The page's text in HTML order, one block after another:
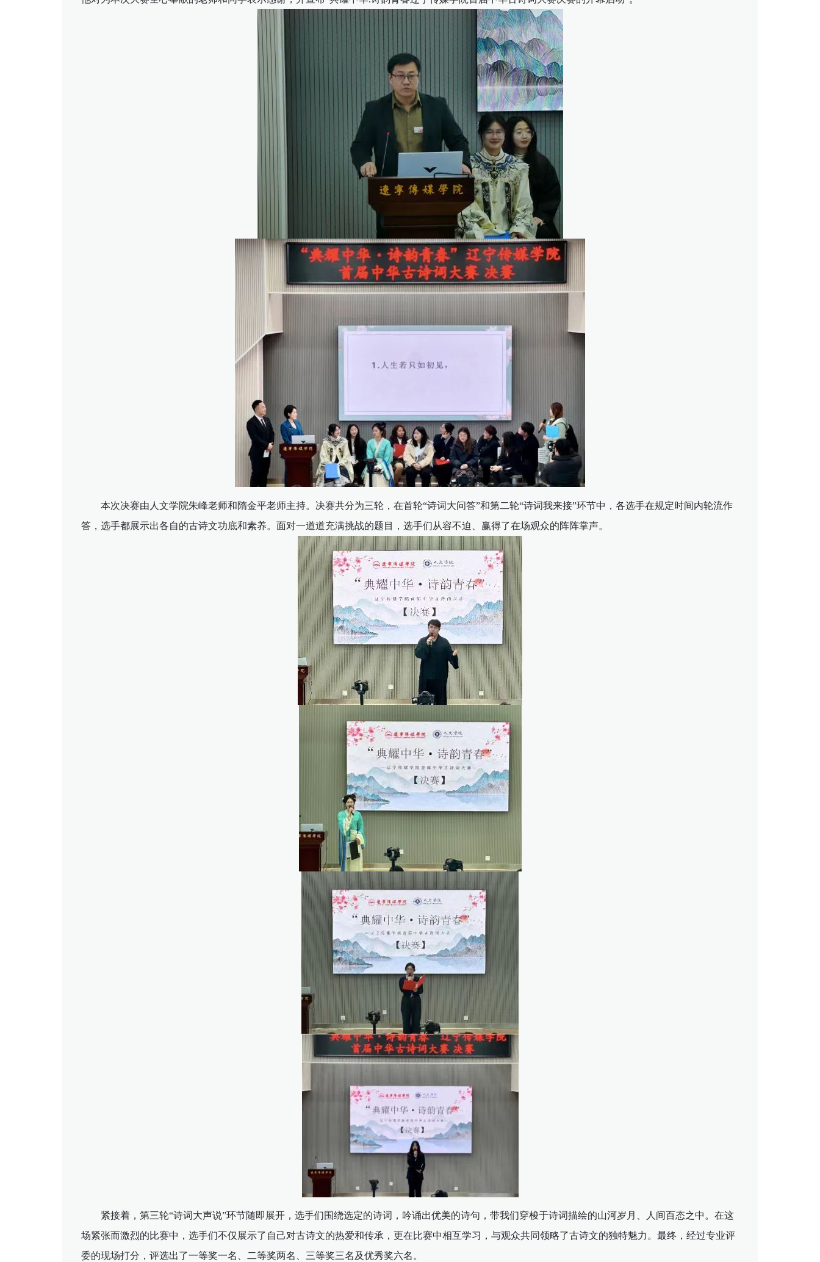
本次决赛由人文学院朱峰老师和隋金平老师主持。决赛共分为三轮，在首轮“诗词大问答”和第二轮“诗词我来接”环节中，各选手在规定时间内轮流作
答，选手都展示出各自的古诗文功底和素养。面对一道道充满挑战的题目，选手们从容不迫、赢得了在场观众的阵阵掌声。
紧接着，第三轮“诗词大声说”环节随即展开，选手们围绕选定的诗词，吟诵出优美的诗句，带我们穿梭于诗词描绘的山河岁月、人间百态之中。在这
场紧张而激烈的比赛中，选手们不仅展示了自己对古诗文的热爱和传承，更在比赛中相互学习，与观众共同领略了古诗文的独特魅力。最终，经过专业评
委的现场打分，评选出了一等奖一名、二等奖两名、三等奖三名及优秀奖六名。